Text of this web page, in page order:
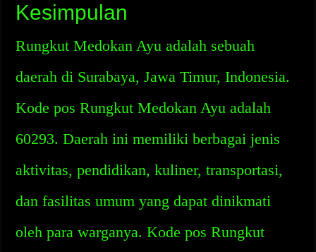
Kesimpulan
Rungkut Medokan Ayu adalah sebuah
daerah di Surabaya, Jawa Timur, Indonesia.
Kode pos Rungkut Medokan Ayu adalah
60293. Daerah ini memiliki berbagai jenis
aktivitas, pendidikan, kuliner, transportasi,
dan fasilitas umum yang dapat dinikmati
oleh para warganya. Kode pos Rungkut